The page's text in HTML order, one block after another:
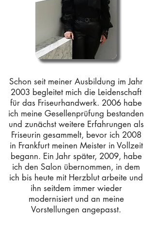
Schon seit meiner Ausbildung im Jahr
2003 begleitet mich die Leidenschaft
für das Friseurhandwerk. 2006 habe
ich meine Gesellenprüfung bestanden
und zunächst weitere Erfahrungen als
Friseurin gesammelt, bevor ich 2008
in Frankfurt meinen Meister in Vollzeit
begann. Ein Jahr später, 2009, habe
ich den Salon übernommen, in dem
ich bis heute mit Herzblut arbeite und
ihn seitdem immer wieder
modernisiert und an meine
Vorstellungen angepasst.